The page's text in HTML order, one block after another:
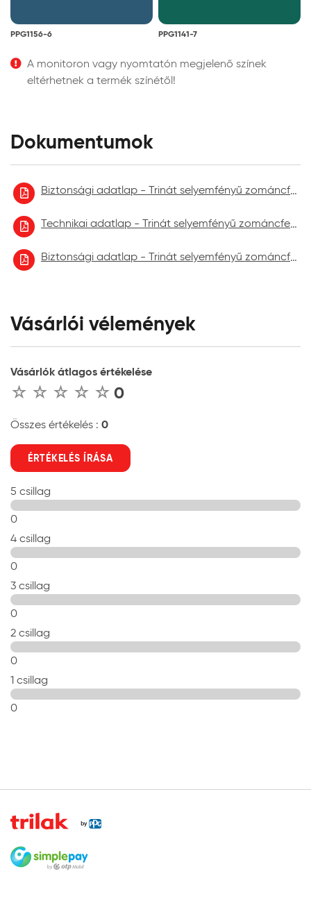
PPG1156-6 PPG1141-7
A monitoron vagy nyomtatón megjelenő színek
eltérhetnek a termék színétől!
Dokumentumok
Biztonsági adatlap - Trinát selyemfényű zománcfesték
Technikai adatlap - Trinát selyemfényű zománcfesték
Biztonsági adatlap - Trinát selyemfényű zománcfesték 2023.02.
Vásárlói vélemények
Vásárlók átlagos értékelése
0
Összes értékelés : 0
ÉRTÉKELÉS ÍRÁSA
5 csillag
0
4 csillag
0
3 csillag
0
2 csillag
0
1 csillag
0